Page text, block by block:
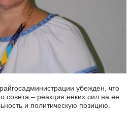
убежден, что
совета – реакция неких сил на ее
и политическую позицию.